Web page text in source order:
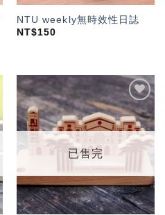
NTU weekly無時效性日誌
NT$150
加入
「願
望輕
單」
已售完